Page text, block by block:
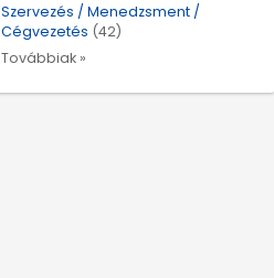
Szervezés / Menedzsment /
Cégvezetés (42)
Továbbiak »